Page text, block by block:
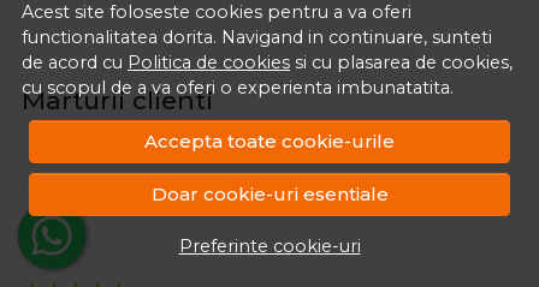
Acest site foloseste cookies pentru a va oferi
functionalitatea dorita. Navigand in continuare, sunteti
de acord cu Politica de cookies si cu plasarea de cookies,
cu scopul de a va oferi o experienta imbunatatita.
Accepta toate cookie-urile
Doar cookie-uri esentiale
Preferinte cookie-uri
Produs bun, servire promptă.
Ovidiu Zisu